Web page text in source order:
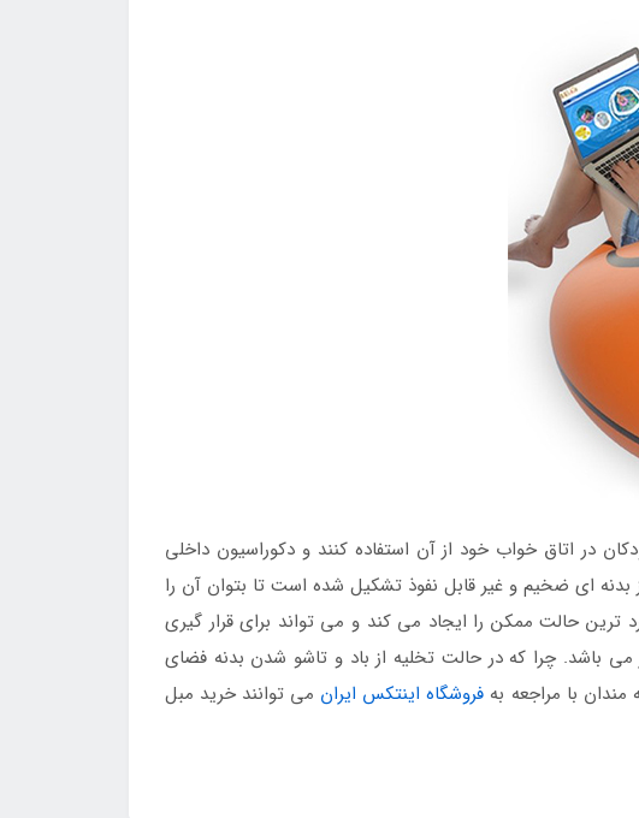
در اتاق خواب خود از آن استفاده کنند و دکوراسیون داخلی
بدنه ای ضخیم و غیر قابل نفوذ تشکیل شده است تا بتوان آن را
ترین حالت ممکن را ایجاد می کند و می تواند برای قرار گیری
می باشد. چرا که در حالت تخلیه از باد و تاشو شدن بدنه فضای
با مراجعه به فروشگاه اینتکس ایران می توانند خرید مبل